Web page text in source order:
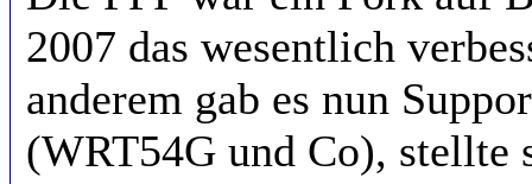
2007 das wesentlich
anderem gab es nun
(WRT54G und Co), stellte